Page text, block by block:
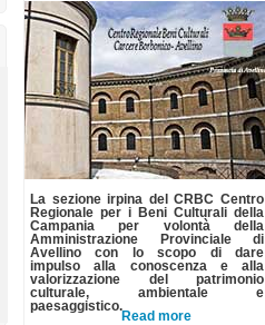
La sezione irpina del CRBC Centro
Regionale per i Beni Culturali della
Campania per volontà della
Amministrazione Provinciale di
Avellino con lo scopo di dare
impulso alla conoscenza e alla
valorizzazione del patrimonio
culturale, ambientale e
paesaggistico.
Read more